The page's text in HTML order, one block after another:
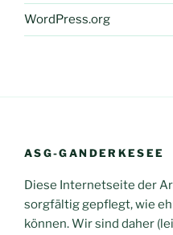
WordPress.org
ASG-GANDERKESEE
Diese Internetseite der
sorgfältig gepflegt, wie
können. Wir sind daher